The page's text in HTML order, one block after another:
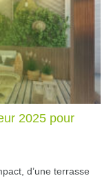
2025 pour
d’une terrasse